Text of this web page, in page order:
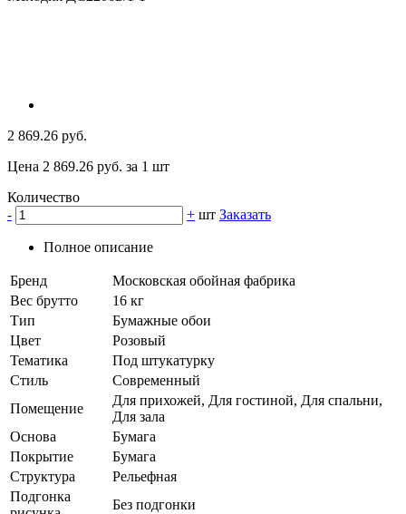
2 869.26 руб.
Цена 2 869.26 руб. за 1 шт
Количество
-
+ шт Заказать
Полное описание
Бренд
Московская обойная фабрика
Вес брутто
16 кг
Тип
Бумажные обои
Цвет
Розовый
Тематика
Под штукатурку
Стиль
Современный
Помещение
Для прихожей, Для гостиной, Для спальни,
Для зала
Основа
Бумага
Покрытие
Бумага
Структура
Рельефная
Подгонка
Без подгонки